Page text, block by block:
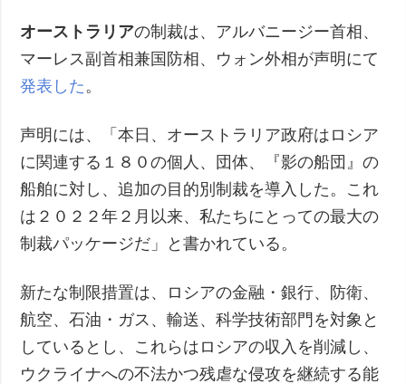
オーストラリアの制裁は、アルバニージー首相、
マーレス副首相兼国防相、ウォン外相が声明にて
発表した 。
声明には、「本日、オーストラリア政府はロシア
に関連する１８０の個人、団体、『影の船団』の
船舶に対し、追加の目的別制裁を導入した。これ
は２０２２年２月以来、私たちにとっての最大の
制裁パッケージだ」と書かれている。
新たな制限措置は、ロシアの金融・銀行、防衛、
航空、石油・ガス、輸送、科学技術部門を対象と
しているとし、これらはロシアの収入を削減し、
ウクライナへの不法かつ残虐な侵攻を継続する能